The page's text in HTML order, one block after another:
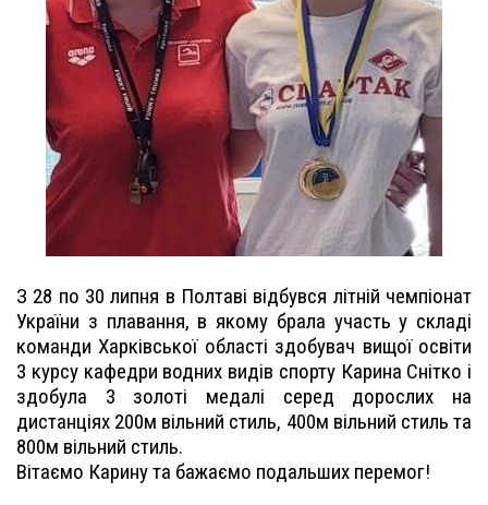
З 28 по 30 липня в Полтаві відбувся літній чемпіонат
України з плавання, в якому брала участь у складі
команди Харківської області здобувач вищої освіти
3 курсу кафедри водних видів спорту Карина Снітко і
здобула 3 золоті медалі серед дорослих на
дистанціях 200м вільний стиль, 400м вільний стиль та
800м вільний стиль.
Вітаємо Карину та бажаємо подальших перемог!